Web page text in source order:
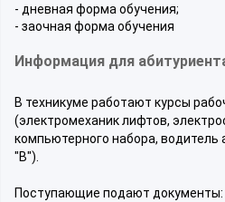
- дневная форма обучения;
- заочная форма обучения
Информация для
В техникуме работают курсы
(электромеханик лифтов,
компьютерного набора, водитель
"В").
Поступающие подают документы: